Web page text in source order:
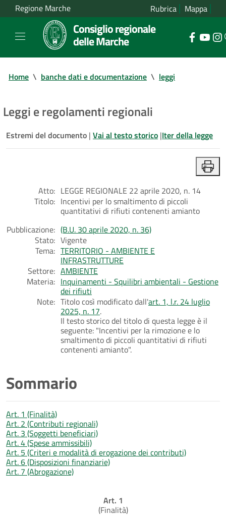
Regione Marche Rubrica Mappa
Consiglio regionale
delle Marche
Home \ banche dati e documentazione \ leggi
Leggi e regolamenti regionali
Estremi del documento | Vai al testo storico |Iter della legge
Atto: LEGGE REGIONALE 22 aprile 2020, n. 14
Titolo: Incentivi per lo smaltimento di piccoli
quantitativi di rifiuti contenenti amianto
Pubblicazione: (B.U. 30 aprile 2020, n. 36)
Stato: Vigente
Tema: TERRITORIO - AMBIENTE E
INFRASTRUTTURE
Settore: AMBIENTE
Materia: Inquinamenti - Squilibri ambientali - Gestione
dei rifiuti
Note: Titolo così modificato dall'art. 1, l.r. 24 luglio
2025, n. 17.
Il testo storico del titolo di questa legge è il
seguente: "Incentivi per la rimozione e lo
smaltimento di piccoli quantitativi di rifiuti
contenenti amianto".
Sommario
Art. 1 (Finalità)
Art. 2 (Contributi regionali)
Art. 3 (Soggetti beneficiari)
Art. 4 (Spese ammissibili)
Art. 5 (Criteri e modalità di erogazione dei contributi)
Art. 6 (Disposizioni finanziarie)
Art. 7 (Abrogazione)
Art. 1
(Finalità)